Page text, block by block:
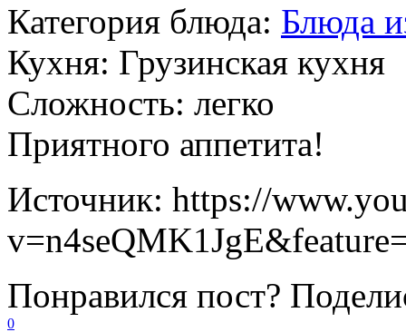
Категория блюда: Блюда
Кухня: Грузинская кухня
Сложность: легко
Приятного аппетита!
Источник: https://
Понравился пост?
0